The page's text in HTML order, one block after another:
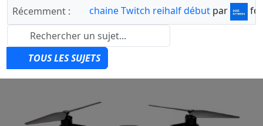
Récemment :
chaine Twitch reihalf début par
TOUS LES SUJETS